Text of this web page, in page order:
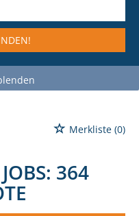
Merkliste (0)
364